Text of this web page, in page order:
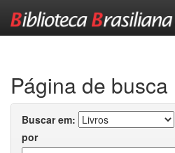
Página de busca
Buscar em:
por